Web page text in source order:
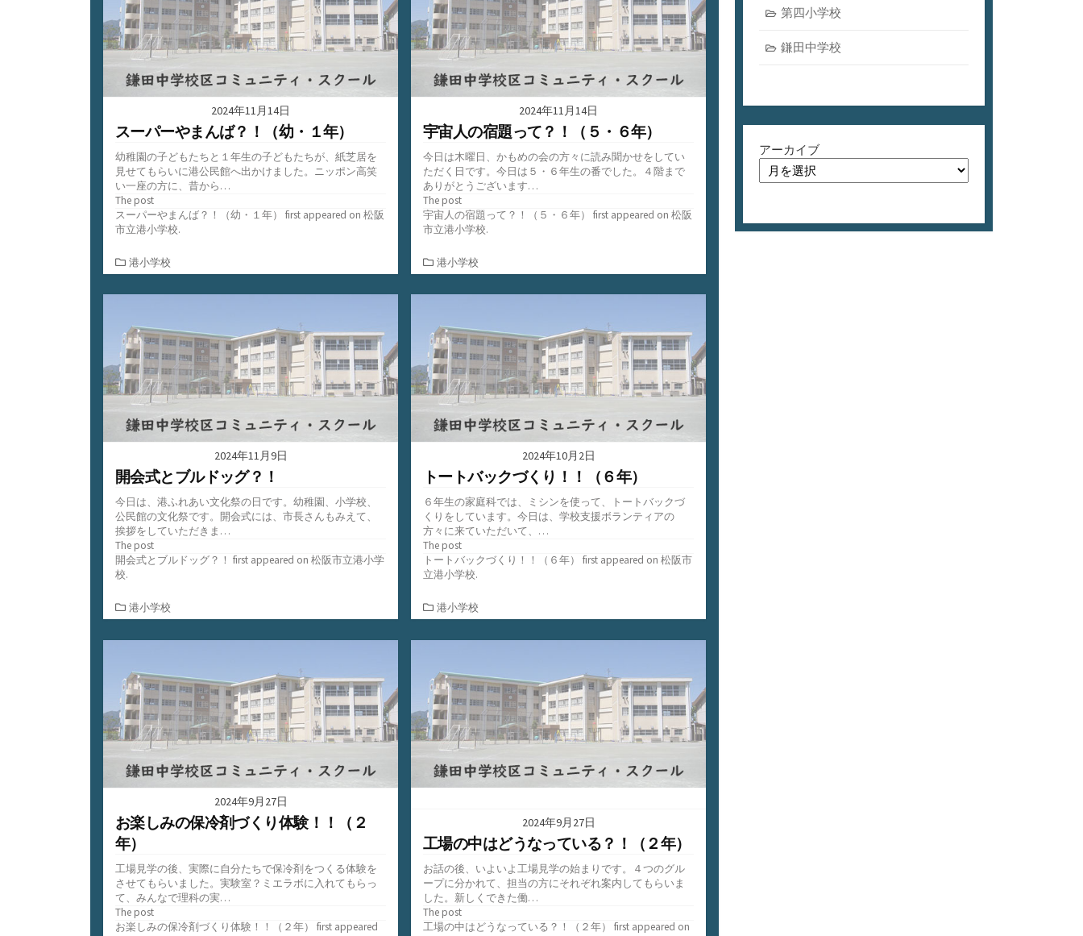
2024年11月14日
スーパーやまんば？！（幼・１年）
幼稚園の子どもたちと１年生の子どもたちが、紙芝居を
見せてもらいに港公民館へ出かけました。ニッポン高笑
い一座の方に、昔から…
The post
スーパーやまんば？！（幼・１年）
first appeared on 松阪
市立港小学校.
カ
テ
ゴ
ー
港小学校
2024年11月14日
宇宙人の宿題って？！（５・６年）
今日は木曜日、かもめの会の方々に読み聞かせをしてい
ただく日です。今日は５・６年生の番でした。４階まで
ありがとうございます…
The post
宇宙人の宿題って？！（５・６年）
first appeared on 松阪
市立港小学校.
カ
テ
ゴ
ー
港小学校
2024年11月9日
開会式とブルドッグ？！
今日は、港ふれあい文化祭の日です。幼稚園、小学校、
公民館の文化祭です。開会式には、市長さんもみえて、
挨拶をしていただきま…
The post
開会式とブルドッグ？！ first appeared on 松阪市立港小学
校.
カ
テ
ゴ
ー
港小学校
2024年10月2日
トートバックづくり！！（６年）
６年生の家庭科では、ミシンを使って、トートバックづ
くりをしています。今日は、学校支援ボランティアの
方々に来ていただいて、…
The post
トートバックづくり！！（６年）
first appeared on 松阪市
立港小学校.
カ
テ
ゴ
ー
港小学校
2024年9月27日
お楽しみの保冷剤づくり体験！！（２
年）
工場見学の後、実際に自分たちで保冷剤をつくる体験を
させてもらいました。実験室？ミエラボに入れてもらっ
て、みんなで理科の実…
The post
お楽しみの保冷剤づくり体験！！（２年）
first appeared
2024年9月27日
工場の中はどうなっている？！（２年）
お話の後、いよいよ工場見学の始まりです。４つのグル
ープに分かれて、担当の方にそれぞれ案内してもらいま
した。新しくできた働…
The post
工場の中はどうなっている？！（２年）
first appeared on
第四小学校
鎌田中学校
アーカイブ